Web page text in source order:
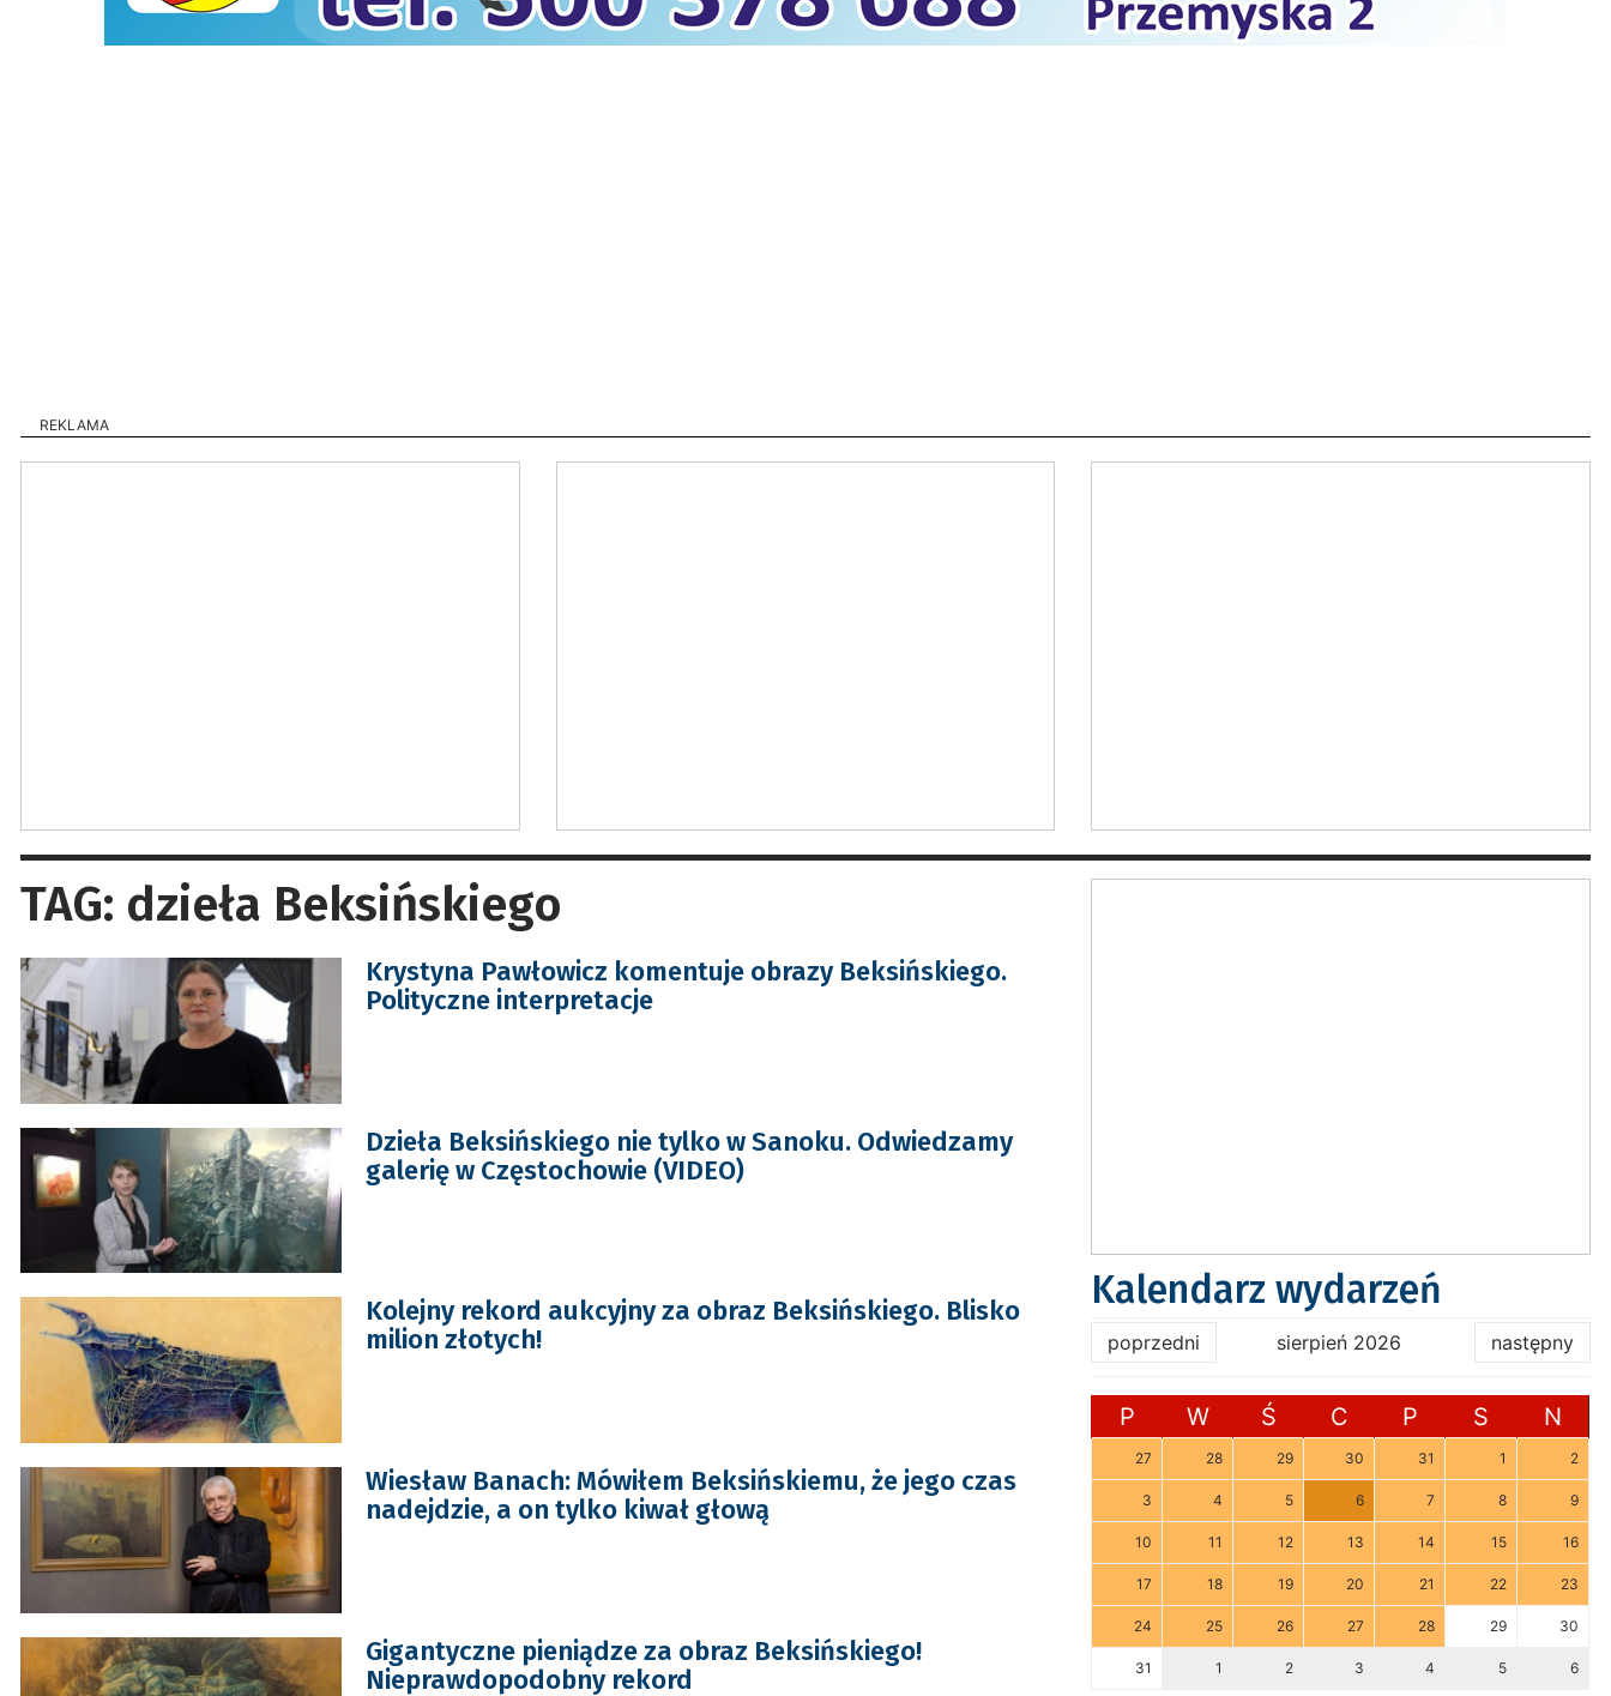
REKLAMA
TAG: dzieła Beksińskiego
Krystyna Pawłowicz komentuje obrazy Beksińskiego.
Polityczne interpretacje
Dzieła Beksińskiego nie tylko w Sanoku. Odwiedzamy
galerię w Częstochowie (VIDEO)
Kolejny rekord aukcyjny za obraz Beksińskiego. Blisko
milion złotych!
Wiesław Banach: Mówiłem Beksińskiemu, że jego czas
nadejdzie, a on tylko kiwał głową
Gigantyczne pieniądze za obraz Beksińskiego!
Nieprawdopodobny rekord
Kalendarz wydarzeń
poprzedni sierpień 2026 następny
P W Ś C P S N
27 28 29 30 31 1 2
3 4 5 6 7 8 9
10 11 12 13 14 15 16
17 18 19 20 21 22 23
24 25 26 27 28 29 30
31 1 2 3 4 5 6